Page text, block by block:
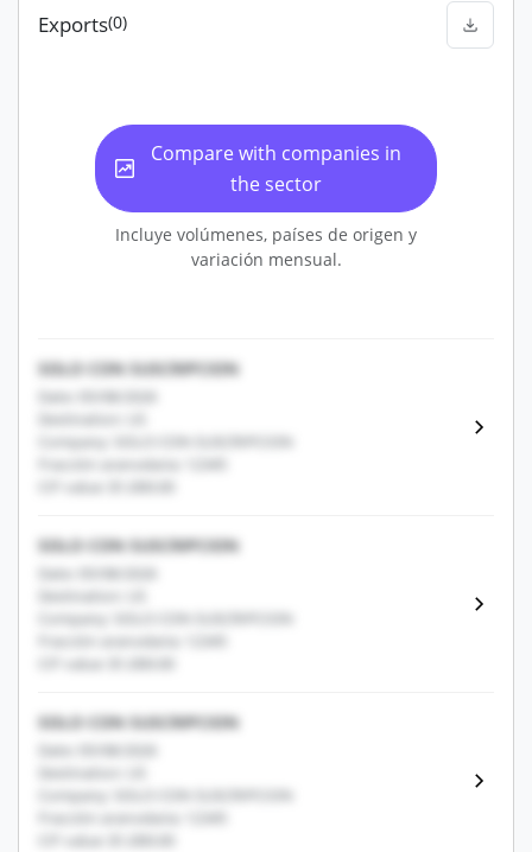
Exports(0)
Compare with companies in
the sector
Incluye volúmenes, países de origen y
variación mensual.
SOLO CON SUSCRIPCION
Date: 05/08/2026
Destination: US
Company: SOLO CON SUSCRIPCION
Fracción arancelaria: 12345
CIF value: $1,000.00
SOLO CON SUSCRIPCION
Date: 05/08/2026
Destination: US
Company: SOLO CON SUSCRIPCION
Fracción arancelaria: 12345
CIF value: $1,000.00
SOLO CON SUSCRIPCION
Date: 05/08/2026
Destination: US
Company: SOLO CON SUSCRIPCION
Fracción arancelaria: 12345
CIF value: $1,000.00